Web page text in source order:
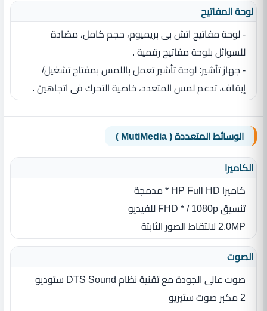
لوحة المفاتيح
- لوحة مفاتيح اتش بى بريميوم، حجم كامل، مضادة
للسوائل بلوحة مفاتيح رقمية .
- جهاز تأشير‏:‏ لوحة تأشير تعمل باللمس بمفتاح تشغيل/
إيقاف، تدعم لمس المتعدد، خاصية التحرك فى اتجاهين .
الوسائط المتعددة ( MutiMedia )
الكاميرا
كاميرا HP Full HD * مدمجة
تنسيق FHD * / 1080p للفيديو
2.0MP لالتقاط الصور الثابتة
الصوت
صوت عالى الجودة مع تقنية نظام DTS Sound ستوديو
2 مكبر صوت ستيريو